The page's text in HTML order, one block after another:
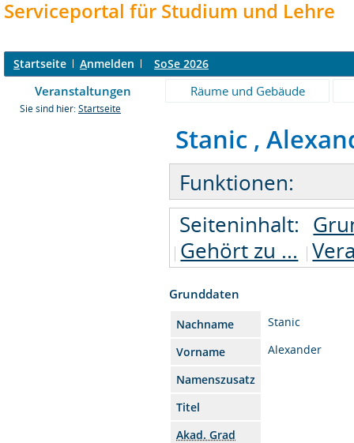
Serviceportal für Studium und Lehre
Startseite Anmelden SoSe 2026
Veranstaltungen Räume und Gebäude
Sie sind hier: Startseite
Stanic ,
Funktionen:
Seiteninhalt:
Gehört zu ...
Grunddaten
Nachname
Stanic
Vorname
Alexander
Namenszusatz
Titel
Akad. Grad